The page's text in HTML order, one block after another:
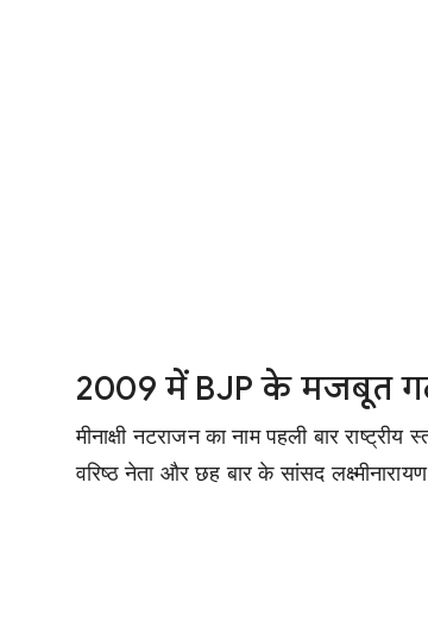
2009 में BJP के मजबूत
मीनाक्षी नटराजन का नाम पहली बार
वरिष्ठ नेता और छह बार के सांसद